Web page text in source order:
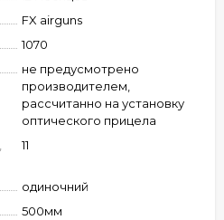
FX airguns
1070
не предусмотрено
производителем,
рассчитанно на установку
оптического прицела
11
одиночний
500мм